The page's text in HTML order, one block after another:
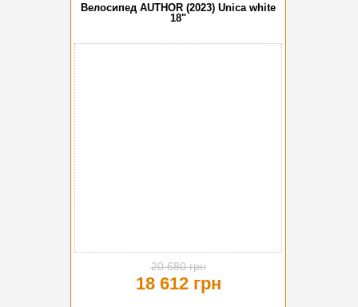
Велосипед AUTHOR (2023) Unica white
18"
20 680 грн
18 612 грн